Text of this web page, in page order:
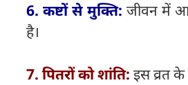
6. कष्टों से मुक्ति:जीवन में
है।
7. पितरों को शांति: इस व्रत के